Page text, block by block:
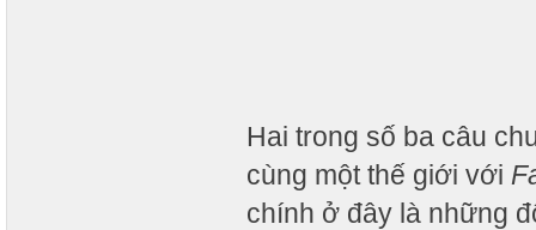
Hai trong số ba câu
cùng một thế giới với
chính ở đây là những